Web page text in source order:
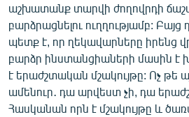
աշխատանք տարվի ժողովրդի
բարձրացնելու ուղղությամբ:
պետք է, որ ղեկավարները իրենց
բարձր ինստանցիաների մասին է
է երաժշտական մշակույթը: Ոչ թե
ամենուր․ դա արվեստ չի, դա
Հասկանան որն է մշակույթը և